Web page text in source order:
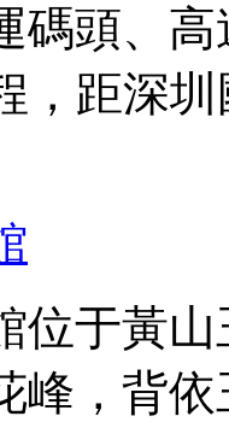
碼頭、
，距深
位于黃
峰，背